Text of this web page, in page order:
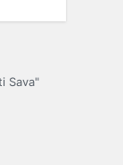
Sava"